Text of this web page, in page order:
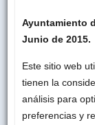
Ayuntamiento
Junio de 2015.
Este sitio web
tienen la
análisis para
preferencias y